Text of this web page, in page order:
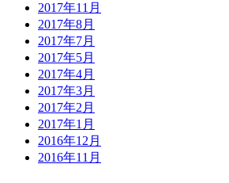
2017年11月
2017年8月
2017年7月
2017年5月
2017年4月
2017年3月
2017年2月
2017年1月
2016年12月
2016年11月